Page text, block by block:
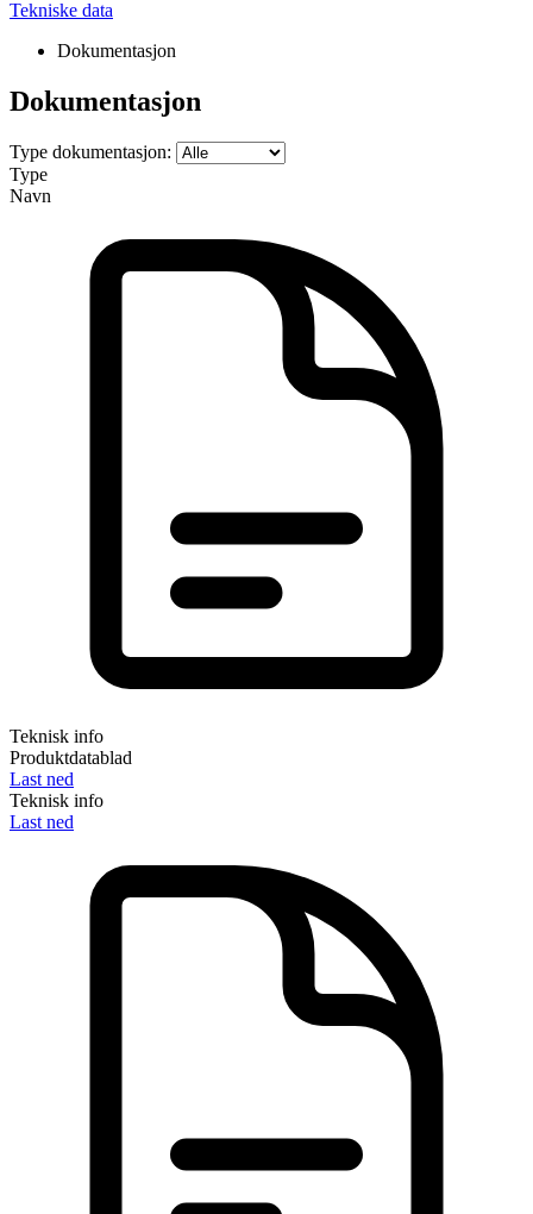
Tekniske data
Dokumentasjon
Dokumentasjon
Type dokumentasjon:
Type
Navn
Teknisk info
Produktdatablad
Last ned
Teknisk info
Last ned